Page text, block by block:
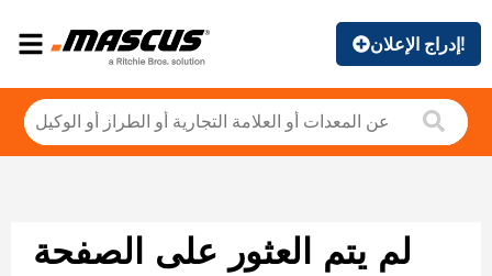
إدراج الإعلان!
لم يتم العثور على الصفحة